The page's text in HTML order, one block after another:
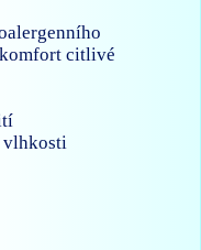
citlivé
vlhkosti